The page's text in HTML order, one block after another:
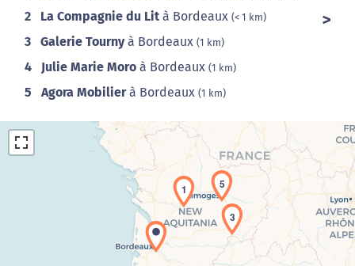
2 La Compagnie du Lit à Bordeaux (< 1 km)
3 Galerie Tournyà Bordeaux (1 km)
4 Julie Marie Moro à Bordeaux (1 km)
5 Agora Mobilierà Bordeaux (1 km)
Chargement de la carte en cours...
1
3
5